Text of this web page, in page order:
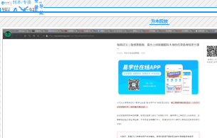
转本/专接
本
登
录导
航
升本院校